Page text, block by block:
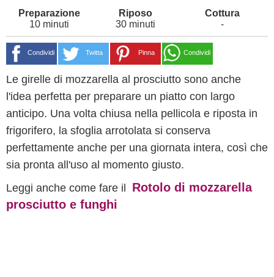
10 minuti 30 minuti -
Condividi Twitta Pinna Condividi
Le girelle di mozzarella al prosciutto sono anche
l'idea perfetta per preparare un piatto con largo
anticipo. Una volta chiusa nella pellicola e riposta in
frigorifero, la sfoglia arrotolata si conserva
perfettamente anche per una giornata intera, così che
sia pronta all'uso al momento giusto.
Leggi anche come fare il Rotolo di mozzarella
prosciutto e funghi